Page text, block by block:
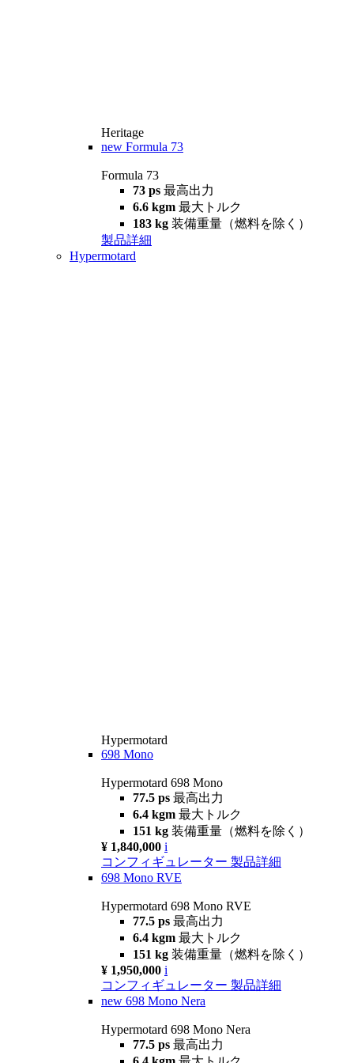
Heritage
new Formula 73
Formula 73
73 ps 最高出力
6.6 kgm 最大トルク
183 kg 装備重量（燃料を除く）
製品詳細
Hypermotard
Hypermotard
698 Mono
Hypermotard 698 Mono
77.5 ps 最高出力
6.4 kgm 最大トルク
151 kg 装備重量（燃料を除く）
¥ 1,840,000 i
コンフィギュレーター 製品詳細
698 Mono RVE
Hypermotard 698 Mono RVE
77.5 ps 最高出力
6.4 kgm 最大トルク
151 kg 装備重量（燃料を除く）
¥ 1,950,000 i
コンフィギュレーター 製品詳細
new 698 Mono Nera
Hypermotard 698 Mono Nera
77.5 ps 最高出力